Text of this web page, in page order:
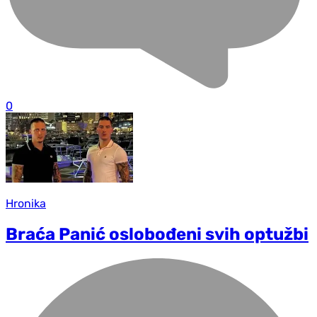
0
Hronika
Braća Panić oslobođeni svih optužbi